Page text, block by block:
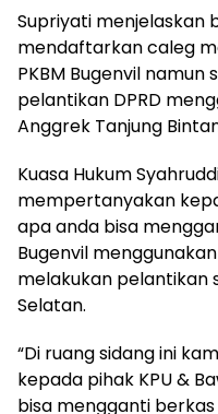
Supriyati menjelaskan
mendaftarkan caleg
PKBM Bugenvil namun
pelantikan DPRD
Anggrek Tanjung
Kuasa Hukum
mempertanyakan
apa anda bisa
Bugenvil
melakukan pelantikan
Selatan.
“Di ruang sidang ini
kepada pihak KPU &
bisa mengganti